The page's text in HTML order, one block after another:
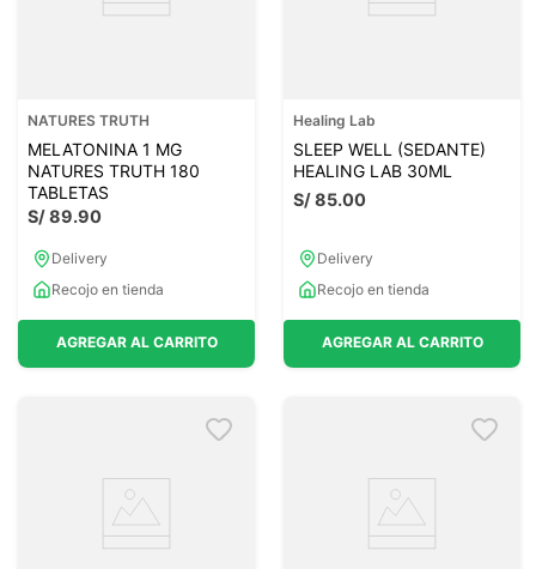
NATURES TRUTH
MELATONINA 1 MG
NATURES TRUTH 180
TABLETAS
S/89.90
Delivery
Recojo en tienda
AGREGAR AL CARRITO
Healing Lab
SLEEP WELL (SEDANTE)
HEALING LAB 30ML
S/85.00
Delivery
Recojo en tienda
AGREGAR AL CARRITO